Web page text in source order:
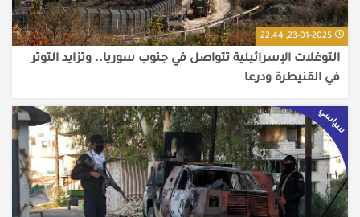
23-01-2025, 22:44
التوغلات الإسرائيلية تتواصل في جنوب سوريا.. وتزايد التوتر
في القنيطرة ودرعا
سياسي